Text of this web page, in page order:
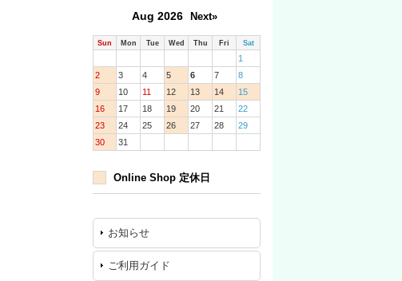
Aug 2026 Next»
Sun Mon Tue Wed Thu Fri Sat
1
2
3 4 5 6 7
8
9
10 11 12 13 14
15
16
17 18 19 20 21
22
23
24 25 26 27 28
29
30
31
Online Shop 定休日
お知らせ
ご利用ガイド